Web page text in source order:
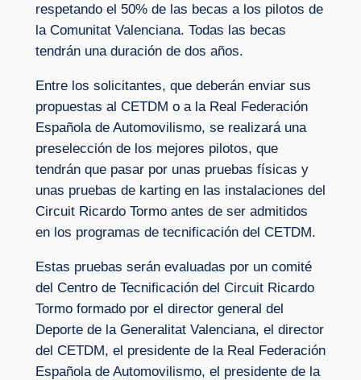
respetando el 50% de las becas a los pilotos de
la Comunitat Valenciana. Todas las becas
tendrán una duración de dos años.
Entre los solicitantes, que deberán enviar sus
propuestas al CETDM o a la Real Federación
Española de Automovilismo, se realizará una
preselección de los mejores pilotos, que
tendrán que pasar por unas pruebas físicas y
unas pruebas de karting en las instalaciones del
Circuit Ricardo Tormo antes de ser admitidos
en los programas de tecnificación del CETDM.
Estas pruebas serán evaluadas por un comité
del Centro de Tecnificación del Circuit Ricardo
Tormo formado por el director general del
Deporte de la Generalitat Valenciana, el director
del CETDM, el presidente de la Real Federación
Española de Automovilismo, el presidente de la